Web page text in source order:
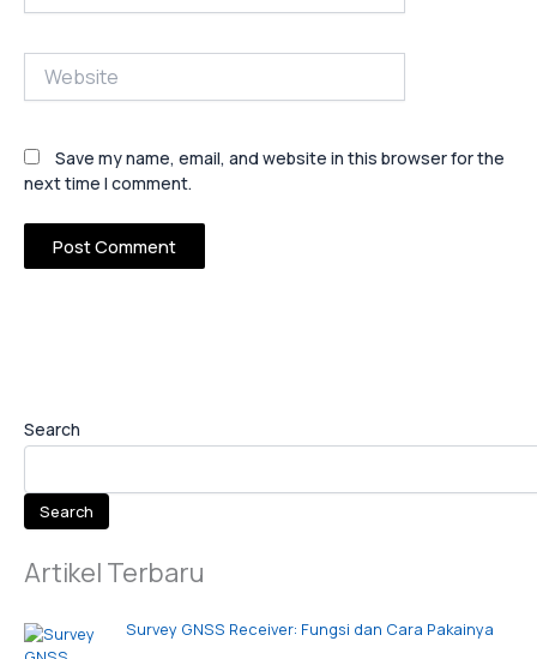
Search
Search
Artikel Terbaru
Survey GNSS Receiver: Fungsi dan Cara Pakainya
Save my name, email, and website in this browser for the
next time I comment.